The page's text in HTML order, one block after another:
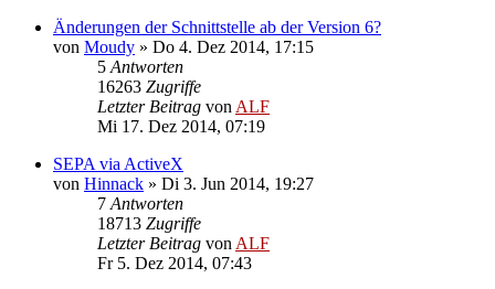
Änderungen der Schnittstelle ab der Version 6?
von Moudy » Do 4. Dez 2014, 17:15
5 Antworten
16263 Zugriffe
Letzter Beitrag von ALF
Mi 17. Dez 2014, 07:19
SEPA via ActiveX
von Hinnack » Di 3. Jun 2014, 19:27
7 Antworten
18713 Zugriffe
Letzter Beitrag von ALF
Fr 5. Dez 2014, 07:43